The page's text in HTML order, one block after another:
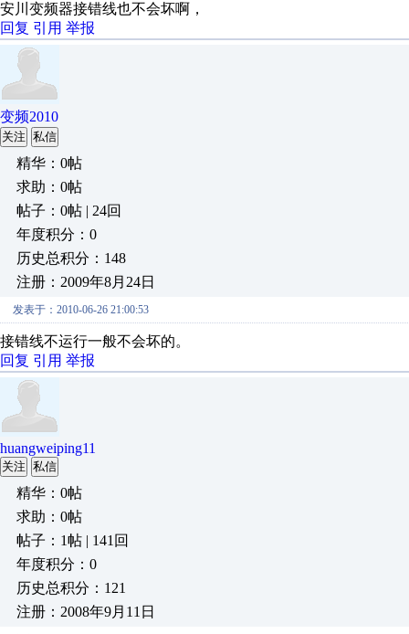
安川变频器接错线也不会坏啊，
回复 引用 举报
变频2010
关注 私信
精华：0帖
求助：0帖
帖子：0帖 | 24回
年度积分：0
历史总积分：148
注册：2009年8月24日
发表于：2010-06-26 21:00:53
接错线不运行一般不会坏的。
回复 引用 举报
huangweiping11
关注 私信
精华：0帖
求助：0帖
帖子：1帖 | 141回
年度积分：0
历史总积分：121
注册：2008年9月11日